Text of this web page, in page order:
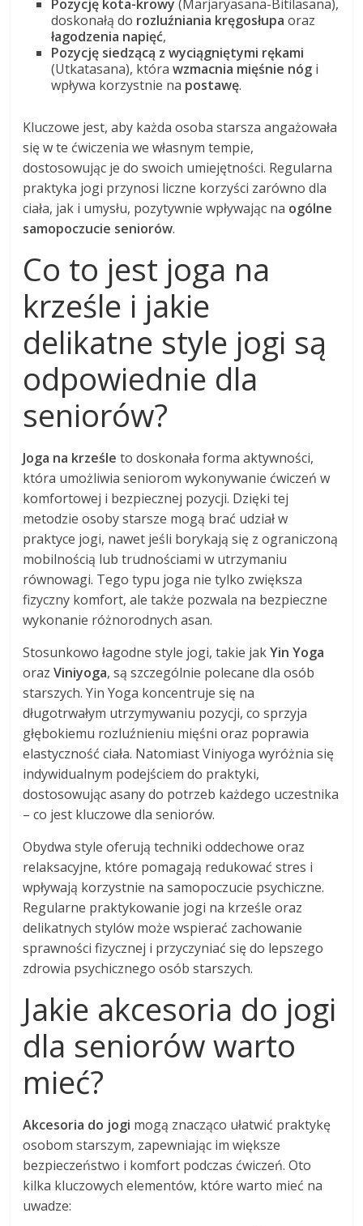
Pozycję kota-krowy (Marjaryasana-Bitilasana),
doskonałą do rozluźniania kręgosłupa oraz
łagodzenia napięć,
Pozycję siedzącą z wyciągniętymi rękami
(Utkatasana), którawzmacnia mięśnie nóg i
wpływa korzystnie na postawę.
Kluczowe jest, aby każda osoba starsza angażowała
się w te ćwiczenia we własnym tempie,
dostosowując je do swoich umiejętności. Regularna
praktyka jogi przynosi liczne korzyści zarówno dla
ciała, jak i umysłu, pozytywnie wpływając na ogólne
samopoczucie seniorów.
Co to jest joga na
krześle i jakie
delikatne style jogi są
odpowiednie dla
seniorów?
Joga na krześle to doskonała forma aktywności,
która umożliwia seniorom wykonywanie ćwiczeń w
komfortowej i bezpiecznej pozycji. Dzięki tej
metodzie osoby starsze mogą brać udział w
praktyce jogi, nawet jeśli borykają się z ograniczoną
mobilnością lub trudnościami w utrzymaniu
równowagi. Tego typu joga nie tylko zwiększa
fizyczny komfort, ale także pozwala na bezpieczne
wykonanie różnorodnych asan.
Stosunkowo łagodne style jogi, takie jakYin Yoga
orazViniyoga, są szczególnie polecane dla osób
starszych. Yin Yoga koncentruje się na
długotrwałym utrzymywaniu pozycji, co sprzyja
głębokiemu rozluźnieniu mięśni oraz poprawia
elastyczność ciała. Natomiast Viniyoga wyróżnia się
indywidualnym podejściem do praktyki,
dostosowując asany do potrzeb każdego uczestnika
– co jest kluczowe dla seniorów.
Obydwa style oferują techniki oddechowe oraz
relaksacyjne, które pomagają redukować stres i
wpływają korzystnie na samopoczucie psychiczne.
Regularne praktykowanie jogi na krześle oraz
delikatnych stylów może wspierać zachowanie
sprawności fizycznej i przyczyniać się do lepszego
zdrowia psychicznego osób starszych.
Jakie akcesoria do jogi
dla seniorów warto
mieć?
Akcesoria do jogi mogą znacząco ułatwić praktykę
osobom starszym, zapewniając im większe
bezpieczeństwo i komfort podczas ćwiczeń. Oto
kilka kluczowych elementów, które warto mieć na
uwadze: